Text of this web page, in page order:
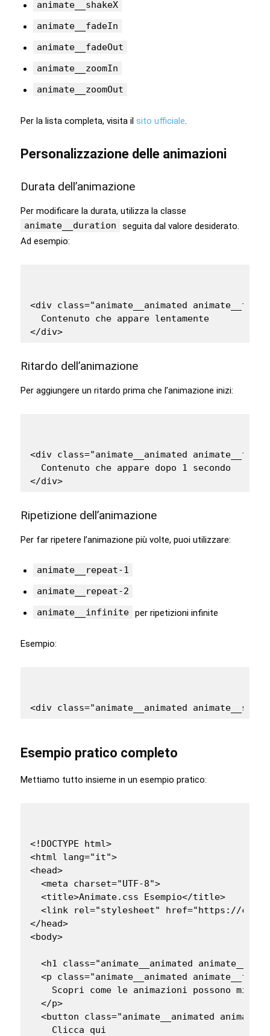
animate__shakeX
animate__fadeIn
animate__fadeOut
animate__zoomIn
animate__zoomOut
Per la lista completa, visita il sito ufficiale
Personalizzazione delle animazioni
Durata dell’animazione
Per modificare la durata, utilizza la classe
animate__duration
seguita dal valore desiderato.
Ad esempio:
<div class="animate__animated
  Contenuto che appare lentamente
Ritardo dell’animazione
Per aggiungere un ritardo prima che l’animazione inizi:
<div class="animate__animated
  Contenuto che appare dopo 1 secondo
Ripetizione dell’animazione
Per far ripetere l’animazione più volte, puoi utilizzare:
animate__repeat-1
animate__repeat-2
animate__infinite per ripetizioni infinite
Esempio:
Esempio pratico completo
Mettiamo tutto insieme in un esempio pratico:
<!DOCTYPE html>
<html lang="it">
<head>
  <meta charset="UTF-8">
  <title>Animate.css Esempio</title>
<link rel="stylesheet" href="https://
</head>
<body>
<h1 class="animate__animated
<p class="animate__animated
Scopri come le animazioni possono
  </p>
<button class="animate__animated
    Clicca qui